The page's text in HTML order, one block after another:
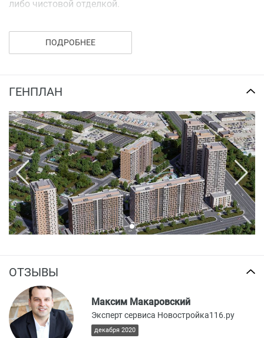
либо чистовой отделкой.
входная металлическая дверь.
Чистовая отделка:
настил ламината;
установленная сантехника в ванной комнате;
натяжные потолки, люстры, светильники и
розетки;
межкомнатные двери.
Купить квартиру в ЖК «Яратам» можно в ипотеку, либо
посредством полной оплаты.
ПОДРОБНЕЕ
ГЕНПЛАН
ОТЗЫВЫ
Максим Макаровский
Эксперт сервиса Новостройка116.ру
декабря 2020